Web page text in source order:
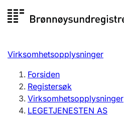
til
Registersøk
Aksjeselskap
Enkeltpersonforetak
Registrere, endre, slette
Virksomhetsopplysninger
Forsiden
Registersøk
Virksomhetsopplysninger
LEGETJENESTEN AS